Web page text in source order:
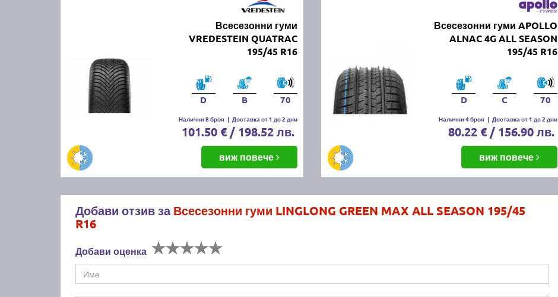
Всесезонни гуми
VREDESTEIN QUATRAC
195/45 R16
D B 70
Налични 8 броя | Доставка от 1 до 2 дни
101.50 € / 198.52 лв.
виж повече
Всесезонни гуми APOLLO
ALNAC 4G ALL SEASON
195/45 R16
D C 70
Налични 4 броя | Доставка от 1 до 2 дни
80.22 € / 156.90 лв.
виж повече
Добави отзив заВсесезонни гуми LINGLONG GREEN MAX ALL SEASON 195/45
R16
Добави оценка